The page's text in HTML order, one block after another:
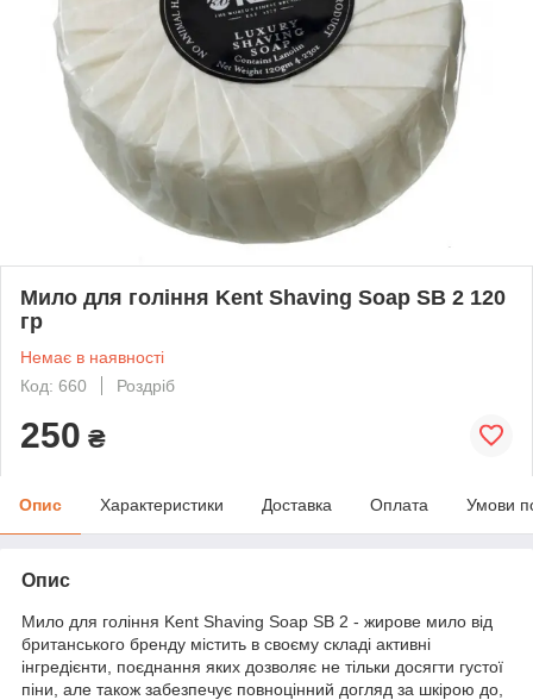
Мило для гоління Kent Shaving Soap SB 2 120
гр
Немає в наявності
Код: 660
Роздріб
250 ₴
Опис Характеристики Доставка Оплата Умови
Опис
Мило для гоління Kent Shaving Soap SB 2 - жирове мило від
британського бренду містить в своєму складі активні
інгредієнти, поєднання яких дозволяє не тільки досягти густої
піни, але також забезпечує повноцінний догляд за шкірою до,